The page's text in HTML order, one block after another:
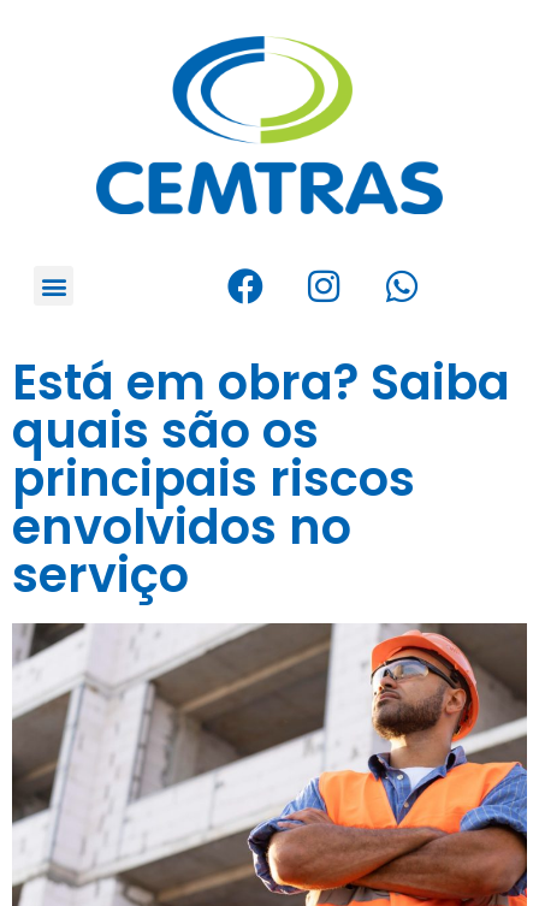
Está em obra? Saiba
quais são os
principais riscos
envolvidos no
serviço